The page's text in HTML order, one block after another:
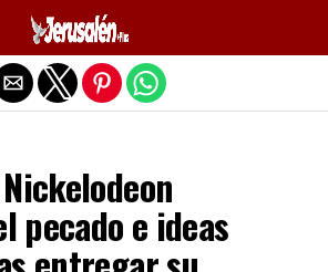
pecado e ideas
de la versión móvil